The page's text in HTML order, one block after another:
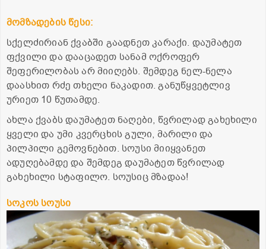
მომზადების წესი:
სქელძირიან ქვაბში გაადნეთ კარაქი. დაუმატეთ
ფქვილი და დააცადეთ სანამ ოქროფერ
შეფერილობას არ მიიღებს. შემდეგ ნელ-ნელა
დაასხით რძე თხელი ნაკადით. განუწყვეტლივ
ურიეთ 10 წუთამდე.
ახლა ქვაბს დაუმატეთ ნაღები, წვრილად გახეხილი
ყველი და უმი კვერცხის გული, მარილი და
პილპილი გემოვნებით. სოუსი მიიყვანეთ
ადუღებამდე და შემდეგ დაუმატეთ წვრილად
გახეხილი სტაფილო. სოუსიც მზადაა!
სოკოს სოუსი